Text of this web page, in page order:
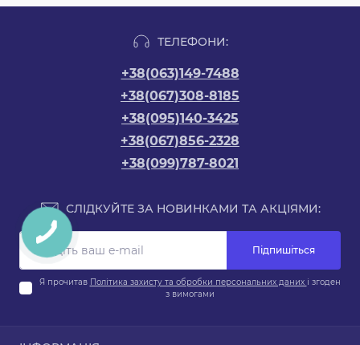
ТЕЛЕФОНИ:
+38(063)149-7488
+38(067)308-8185
+38(095)140-3425
+38(067)856-2328
+38(099)787-8021
СЛІДКУЙТЕ ЗА НОВИНКАМИ ТА АКЦІЯМИ:
Підпишіться
Я прочитав Політика захисту та обробки персональних даних і згоден
з вимогами